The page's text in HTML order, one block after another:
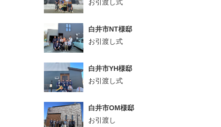
お引渡し式
白井市NT様邸
お引渡し式
白井市YH様邸
お引渡し式
白井市OM様邸
お引渡し